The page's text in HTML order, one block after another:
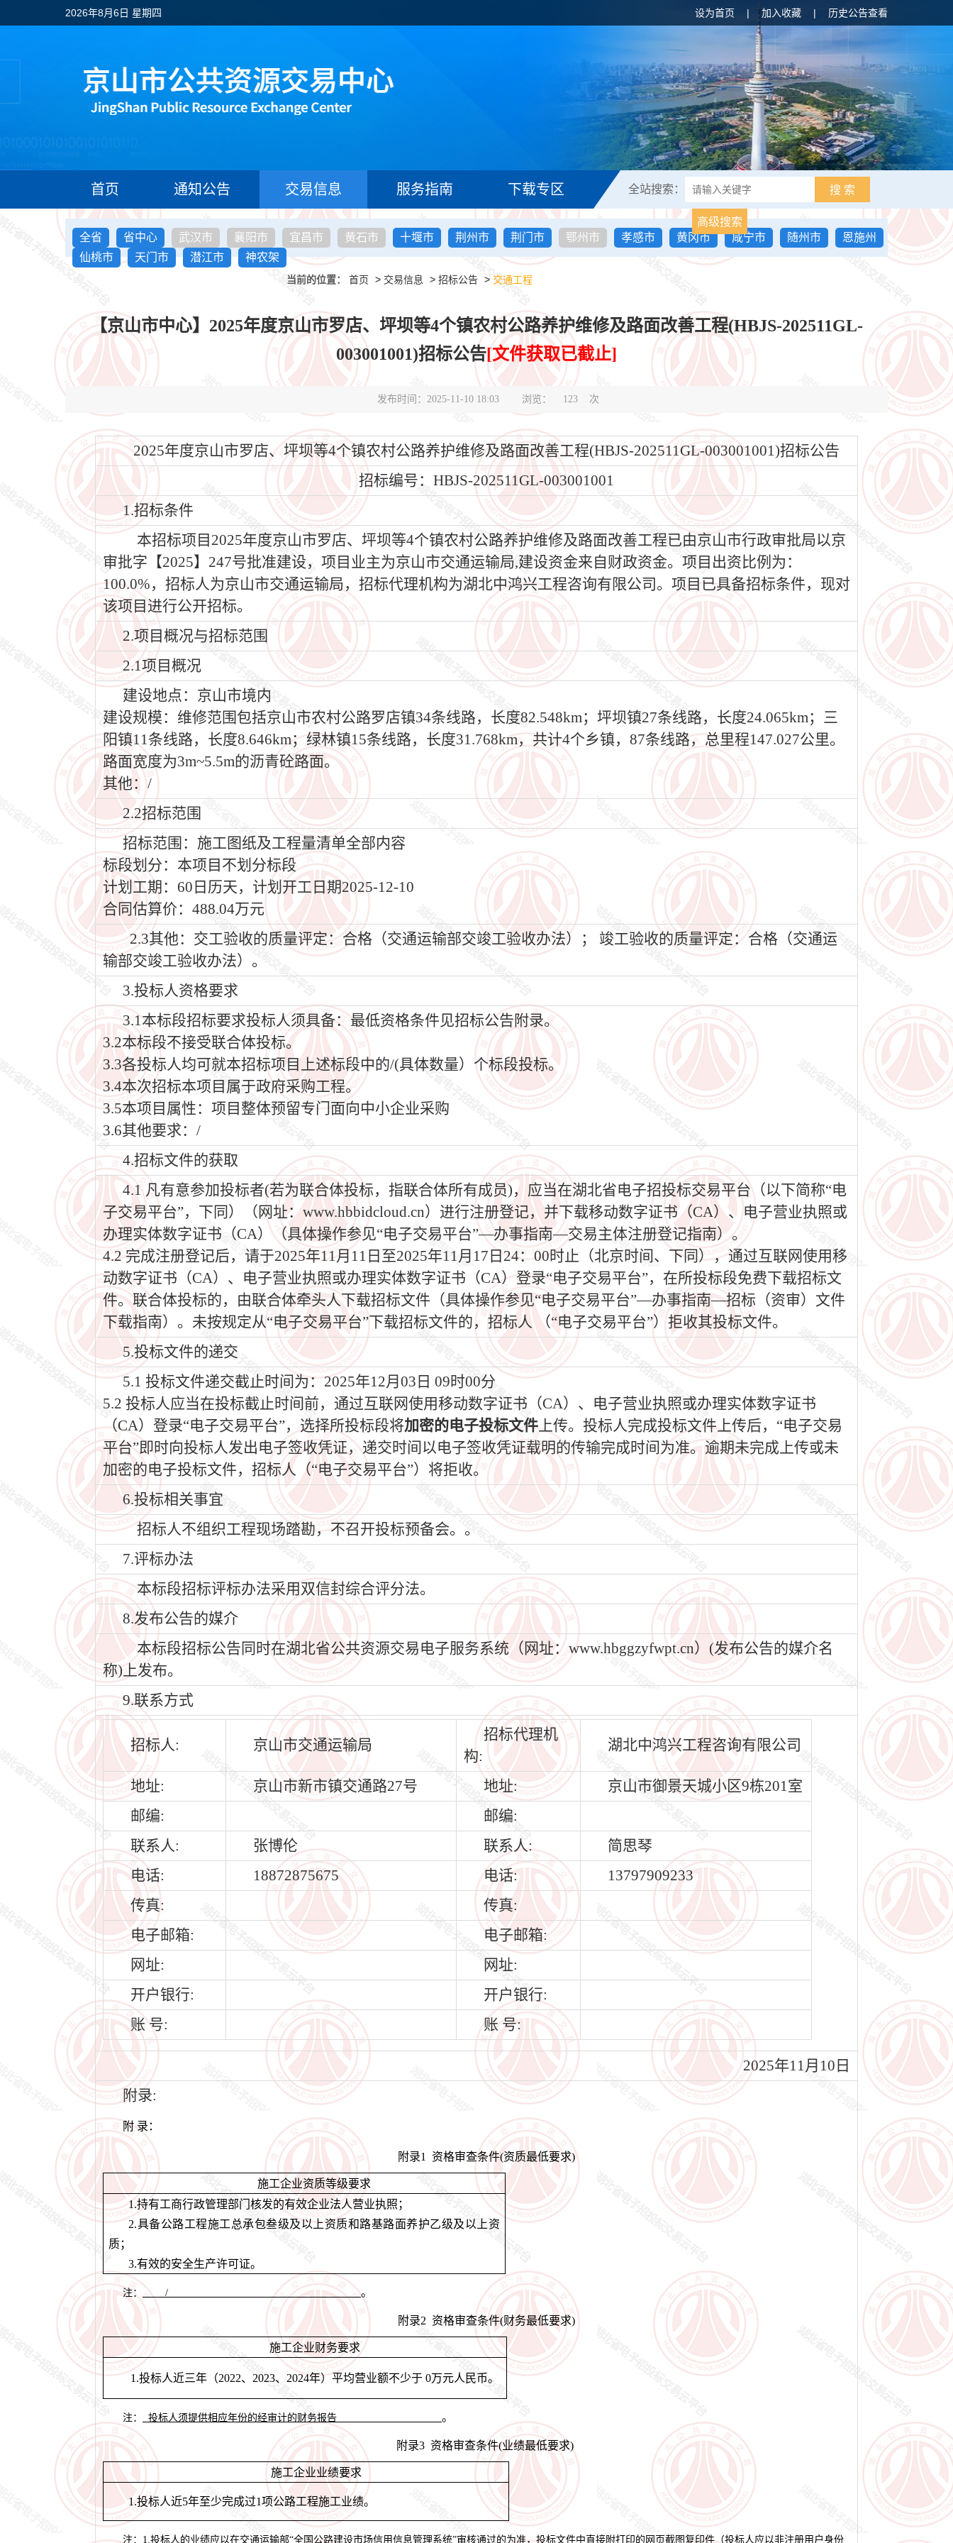
2026年8月6日 星期四 设为首页 | 加入收藏 | 历史公告查看
首页 通知公告 交易信息 服务指南 下载专区 全站搜索： 搜 索
高级搜索
全省
省中心 武汉市 襄阳市 宜昌市 黄石市 十堰市 荆州市 荆门市 鄂州市 孝感市 黄冈市 咸宁市 随州市
恩施州
仙桃市
天门市 潜江市 神农架
当前的位置： 首页 > 交易信息 > 招标公告 > 交通工程
【京山市中心】2025年度京山市罗店、坪坝等4个镇农村公路养护维修及路面改善工程(HBJS-202511GL-
003001001)招标公告[文件获取已截止]
发布时间：2025-11-10 18:03 浏览： 123 次
2025年度京山市罗店、坪坝等4个镇农村公路养护维修及路面改善工程(HBJS-202511GL-003001001)招标公告
招标编号：HBJS-202511GL-003001001
1.招标条件
本招标项目2025年度京山市罗店、坪坝等4个镇农村公路养护维修及路面改善工程已由京山市行政审批局以京
审批字【2025】247号批准建设，项目业主为京山市交通运输局,建设资金来自财政资金。项目出资比例为：
100.0%，招标人为京山市交通运输局，招标代理机构为湖北中鸿兴工程咨询有限公司。项目已具备招标条件，现对
该项目进行公开招标。
2.项目概况与招标范围
2.1项目概况
建设地点：京山市境内
建设规模：维修范围包括京山市农村公路罗店镇34条线路，长度82.548km；坪坝镇27条线路，长度24.065km；三
阳镇11条线路，长度8.646km；绿林镇15条线路，长度31.768km，共计4个乡镇，87条线路，总里程147.027公里。
路面宽度为3m~5.5m的沥青砼路面。
其他：/
2.2招标范围
招标范围：施工图纸及工程量清单全部内容
标段划分：本项目不划分标段
计划工期：60日历天，计划开工日期2025-12-10
合同估算价：488.04万元
2.3其他：交工验收的质量评定：合格（交通运输部交竣工验收办法）； 竣工验收的质量评定：合格（交通运
输部交竣工验收办法）。
3.投标人资格要求
3.1本标段招标要求投标人须具备：最低资格条件见招标公告附录。
3.2本标段不接受联合体投标。
3.3各投标人均可就本招标项目上述标段中的/(具体数量）个标段投标。
3.4本次招标本项目属于政府采购工程。
3.5本项目属性：项目整体预留专门面向中小企业采购
3.6其他要求：/
4.招标文件的获取
4.1 凡有意参加投标者(若为联合体投标，指联合体所有成员)，应当在湖北省电子招投标交易平台（以下简称“电
子交易平台”，下同）（网址：www.hbbidcloud.cn）进行注册登记，并下载移动数字证书（CA）、电子营业执照或
办理实体数字证书（CA）（具体操作参见“电子交易平台”—办事指南—交易主体注册登记指南）。
4.2 完成注册登记后，请于2025年11月11日至2025年11月17日24：00时止（北京时间、下同），通过互联网使用移
动数字证书（CA）、电子营业执照或办理实体数字证书（CA）登录“电子交易平台”，在所投标段免费下载招标文
件。联合体投标的，由联合体牵头人下载招标文件（具体操作参见“电子交易平台”—办事指南—招标（资审）文件
下载指南）。未按规定从“电子交易平台”下载招标文件的，招标人 （“电子交易平台”）拒收其投标文件。
5.投标文件的递交
5.1 投标文件递交截止时间为：2025年12月03日 09时00分
5.2 投标人应当在投标截止时间前，通过互联网使用移动数字证书（CA）、电子营业执照或办理实体数字证书
（CA）登录“电子交易平台”，选择所投标段将加密的电子投标文件上传。投标人完成投标文件上传后，“电子交易
平台”即时向投标人发出电子签收凭证，递交时间以电子签收凭证载明的传输完成时间为准。逾期未完成上传或未
加密的电子投标文件，招标人（“电子交易平台”）将拒收。
6.投标相关事宜
招标人不组织工程现场踏勘，不召开投标预备会。。
7.评标办法
本标段招标评标办法采用双信封综合评分法。
8.发布公告的媒介
本标段招标公告同时在湖北省公共资源交易电子服务系统（网址：www.hbggzyfwpt.cn）(发布公告的媒介名
称)上发布。
9.联系方式
招标人: 京山市交通运输局
招标代理机
构:
湖北中鸿兴工程咨询有限公司
地址: 京山市新市镇交通路27号 地址:
京山市御景天城小区9栋201室
邮编:
邮编:
联系人:
张博伦 联系人:
简思琴
电话:
18872875675 电话:
13797909233
传真:
传真:
电子邮箱:
电子邮箱:
网址:
网址:
开户银行:
开户银行:
账 号:
账 号:
2025年11月10日
附录:
附 录：
附录1 资格审查条件(资质最低要求)
施工企业资质等级要求
1.持有工商行政管理部门核发的有效企业法人营业执照；
2.具备公路工程施工总承包叁级及以上资质和路基路面养护乙级及以上资
质；
3.有效的安全生产许可证。
注： /。
附录2 资格审查条件(财务最低要求)
施工企业财务要求
1.投标人近三年（2022、 2023、 2024年）平均营业额不少于 0万元人民币。
注： 投标人须提供相应年份的经审计的财务报告 。
附录3 资格审查条件(业绩最低要求)
施工企业业绩要求
1.投标人近5年至少完成过1项公路工程施工业绩。
注： 1.投标人的业绩应以在交通运输部“全国公路建设市场信用信息管理系统”审核通过的为准，投标文件中直接附打印的网页截图复印件（投标人应以非注册用户身份